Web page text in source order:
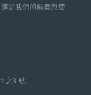
是我們的願景與使
之3 號